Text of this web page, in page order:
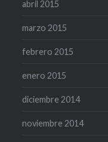
abril 2015
marzo 2015
febrero 2015
enero 2015
diciembre 2014
noviembre 2014